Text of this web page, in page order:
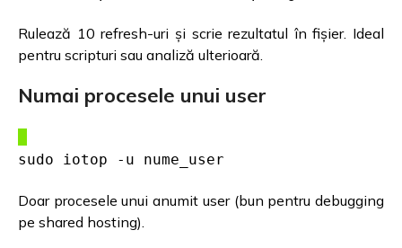
Rulează 10 refresh-uri și scrie rezultatul în fișier. Ideal
pentru scripturi sau analiză ulterioară.
Numai procesele unui user
sudo iotop -u nume_user
Doar procesele unui anumit user (bun pentru debugging
pe shared hosting).